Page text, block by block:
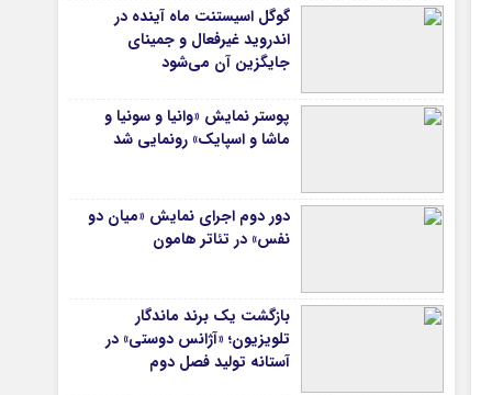
گوگل اسیستنت ماه آینده در
اندروید غیرفعال و جمینای
جایگزین آن می‌شود
پوستر نمایش «وانیا و سونیا و
ماشا و اسپایک» رونمایی شد
دور دوم اجرای نمایش «میان دو
نفس» در تئاتر هامون
بازگشت یک برند ماندگار
تلویزیون؛ «آژانس دوستی» در
آستانه تولید فصل دوم